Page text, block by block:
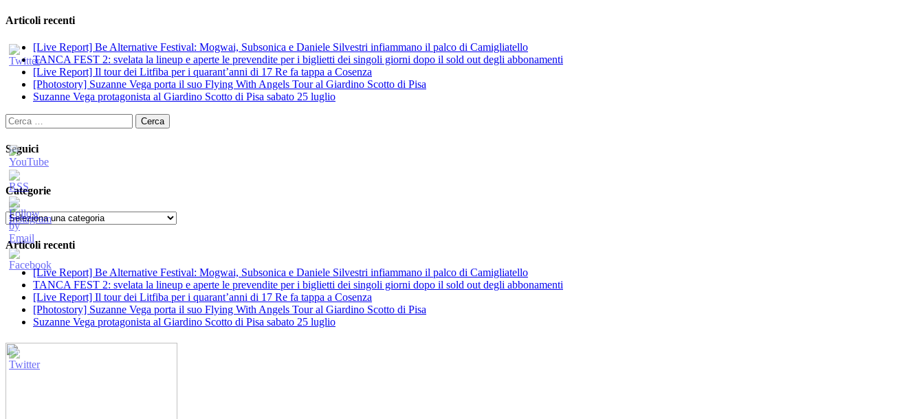
Articoli recenti
[Live Report] Be Alternative Festival: Mogwai, Subsonica e Daniele Silvestri infiammano il palco di Camigliatello
TANCA FEST 2: svelata la lineup e aperte le prevendite per i biglietti dei singoli giorni dopo il sold out degli abbonamenti
[Live Report] Il tour dei Litfiba per i quarant’anni di 17 Re fa tappa a Cosenza
[Photostory] Suzanne Vega porta il suo Flying With Angels Tour al Giardino Scotto di Pisa
Suzanne Vega protagonista al Giardino Scotto di Pisa sabato 25 luglio
Ricerca
per:
Seguici
Categorie
Categorie
Articoli recenti
[Live Report] Be Alternative Festival: Mogwai, Subsonica e Daniele Silvestri infiammano il palco di Camigliatello
TANCA FEST 2: svelata la lineup e aperte le prevendite per i biglietti dei singoli giorni dopo il sold out degli abbonamenti
[Live Report] Il tour dei Litfiba per i quarant’anni di 17 Re fa tappa a Cosenza
[Photostory] Suzanne Vega porta il suo Flying With Angels Tour al Giardino Scotto di Pisa
Suzanne Vega protagonista al Giardino Scotto di Pisa sabato 25 luglio